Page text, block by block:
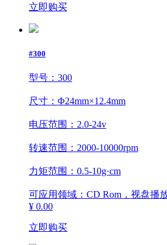
立即购买
#300
型号：300
尺寸：Φ24mm×12.4mm
电压范围：2.0-24v
转速范围：2000-10000rpm
力矩范围：0.5-10g·cm
可应用领域：CD Rom，视盘播
¥ 0.00
立即购买